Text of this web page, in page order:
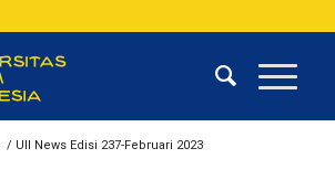
/ UII News Edisi 237-Februari 2023